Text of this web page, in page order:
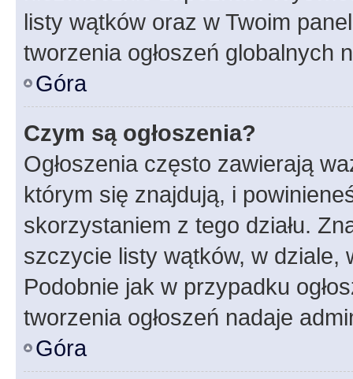
listy wątków oraz w Twoim
tworzenia ogłoszeń globalnych
Góra
Czym są ogłoszenia?
Ogłoszenia często zawierają
którym się znajdują, i
skorzystaniem z tego działu.
szczycie listy wątków, w dziale,
Podobnie jak w przypadku
tworzenia ogłoszeń nadaje
Góra